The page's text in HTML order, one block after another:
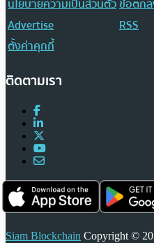
นโยบายความเป็นส่วนตัวข้อตกล
Advertise
RSS
ตั้งค่าคุกกี้
ติดตามเรา
Siam Blockchain Copyright ©